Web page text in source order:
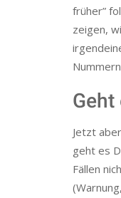
früher”
zeigen,
Jetzt
geht es
Fällen